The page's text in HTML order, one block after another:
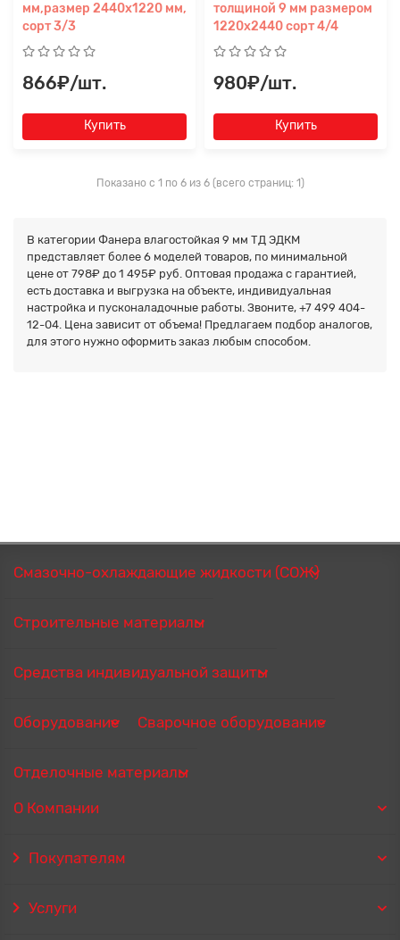
мм,размер 2440х1220 мм,
сорт 3/3
866₽/шт.
Купить
толщиной 9 мм размером
1220х2440 сорт 4/4
980₽/шт.
Купить
Показано с 1 по 6 из 6 (всего страниц: 1)
В категории Фанера влагостойкая 9 мм ТД ЭДКМ
представляет более 6 моделей товаров, по минимальной
цене от 798₽ до 1 495₽ руб. Оптовая продажа с гарантией,
есть доставка и выгрузка на объекте, индивидуальная
настройка и пусконаладочные работы. Звоните, +7 499 404-
12-04. Цена зависит от объема! Предлагаем подбор аналогов,
для этого нужно оформить заказ любым способом.
Смазочно-охлаждающие жидкости (СОЖ)
Строительные материалы
Средства индивидуальной защиты
Оборудование Сварочное оборудование
Отделочные материалы
О Компании
Покупателям
Услуги